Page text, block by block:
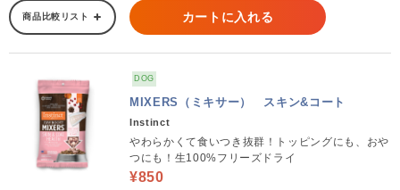
商品比較リスト カートに入れる
DOG
MIXERS（ミキサー） スキン&コート
Instinct
やわらかくて食いつき抜群！トッピングにも、おや
つにも！生100%フリーズドライ
¥850